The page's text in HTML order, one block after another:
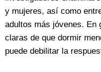
y mujeres, así como
adultos más jóvenes. En
claras de que dormir
puede debilitar la